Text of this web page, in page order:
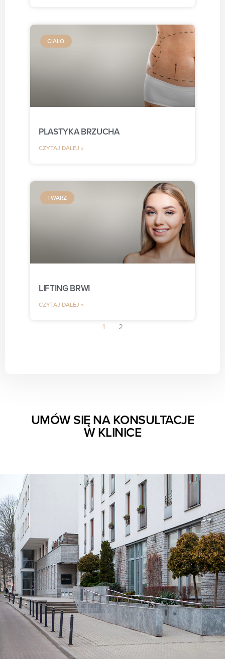
CIAŁO
PLASTYKA BRZUCHA
CZYTAJ DALEJ »
TWARZ
LIFTING BRWI
CZYTAJ DALEJ »
1 2
UMÓW SIĘ NA KONSULTACJE
W KLINICE